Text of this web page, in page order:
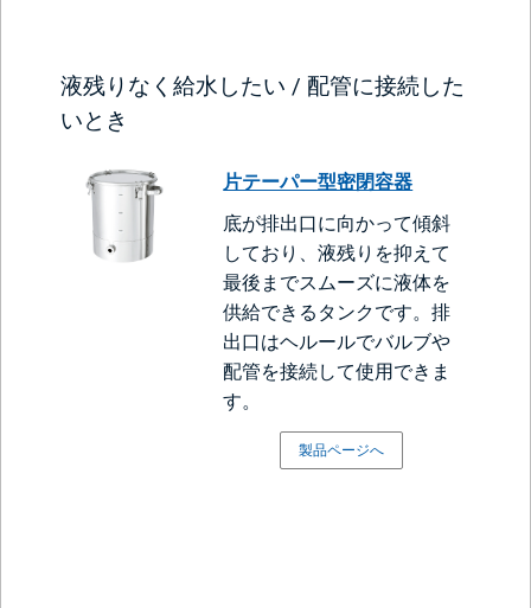
液残りなく給水したい / 配管に接続した
いとき
片テーパー型密閉容器
底が排出口に向かって傾斜
しており、液残りを抑えて
最後までスムーズに液体を
供給できるタンクです。排
出口はヘルールでバルブや
配管を接続して使用できま
す。
製品ページへ